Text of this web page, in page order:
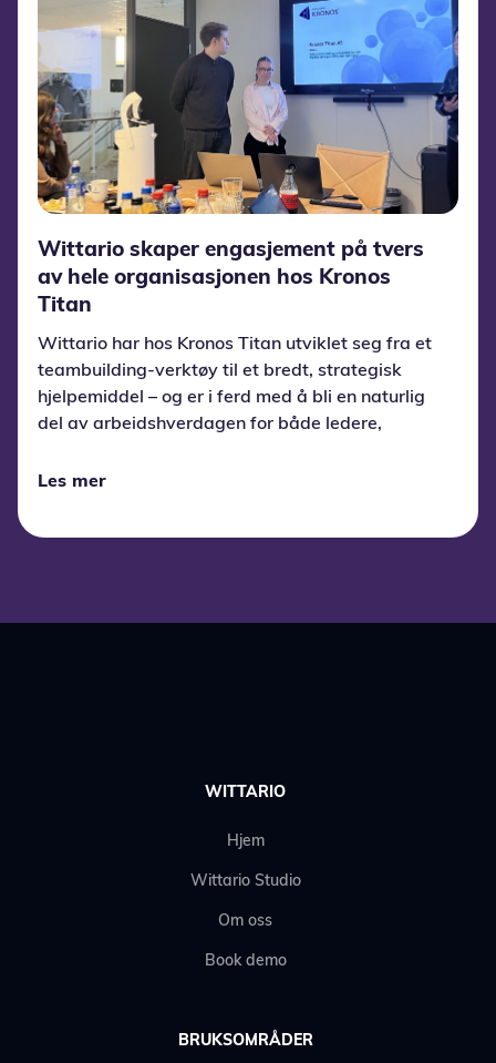
Wittario skaper engasjement på tvers
av hele organisasjonen hos Kronos
Titan
Wittario har hos Kronos Titan utviklet seg fra et
teambuilding-verktøy til et bredt, strategisk
hjelpemiddel – og er i ferd med å bli en naturlig
del av arbeidshverdagen for både ledere,
Les mer
WITTARIO
Hjem
Wittario Studio
Om oss
Book demo
BRUKSOMRÅDER